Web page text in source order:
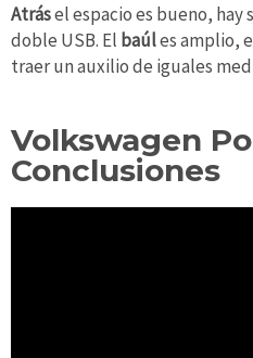
Atrásel espacio es bueno, hay
doble USB. El baúles amplio,
traer un auxilio de iguales
Volkswagen
Conclusiones